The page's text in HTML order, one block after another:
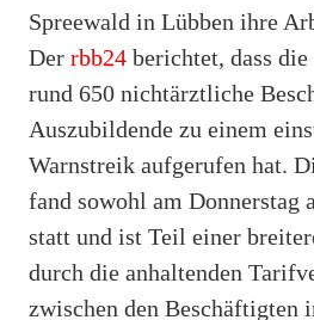
Spreewald in Lübben ihre
Der rbb24 berichtet, dass
rund 650 nichtärztliche
Auszubildende zu einem
Warnstreik aufgerufen hat.
fand sowohl am Donnerstag
statt und ist Teil einer
durch die anhaltenden
zwischen den Beschäftigten